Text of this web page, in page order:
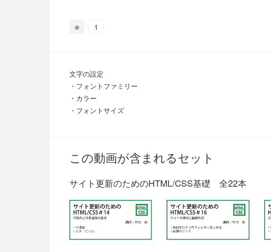
1
文字の設定
・フォントファミリー
・カラー
・フォントサイズ
この動画が含まれるセット
サイト更新のためのHTML/CSS基礎 全22本